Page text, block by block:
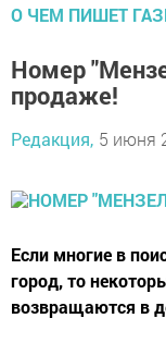
О ЧЕМ ПИШЕТ
Номер
продаже!
Редакция, 5 июня
Если многие в
город, то
возвращаются в